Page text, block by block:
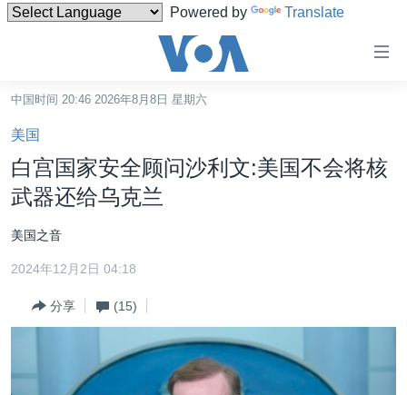
Powered by Translate
碍
链
接
跳
转
内
容
到
航
中国
最新国际新闻
分类新闻
人权·法律·宗教
热点专题
中国时间 20:46 2026年8月8日 星期六
美国
白宫国家安全顾问沙利文:美国不会将核
武器还给乌克兰
美国之音
2024年12月2日 04:18
分享 (15)